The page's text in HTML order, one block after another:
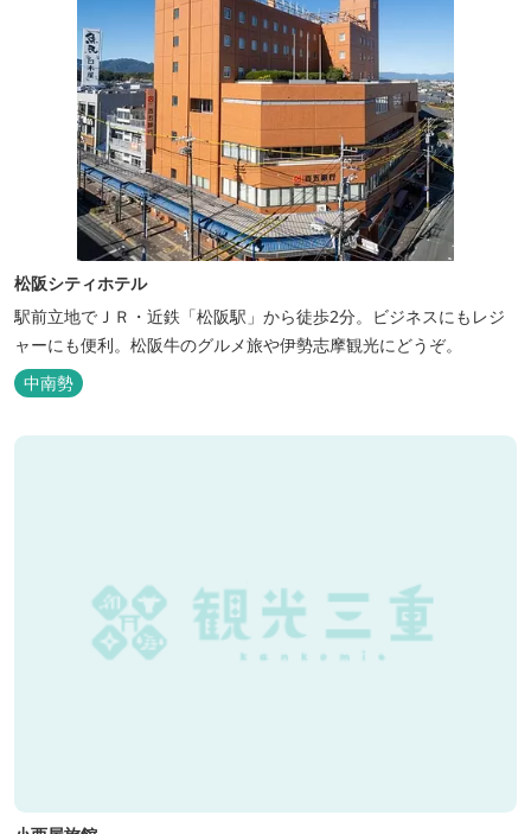
松阪シティホテル
駅前立地でＪＲ・近鉄「松阪駅」から徒歩2分。ビジネスにもレジ
ャーにも便利。松阪牛のグルメ旅や伊勢志摩観光にどうぞ。
中南勢